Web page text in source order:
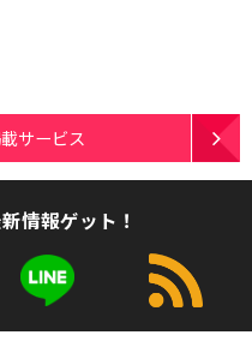
サービス
情報ゲット！